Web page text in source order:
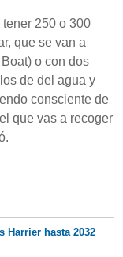
250 o 300
que se van a
o con dos
de del agua y
consciente de
que vas a recoger
Harrier hasta 2032